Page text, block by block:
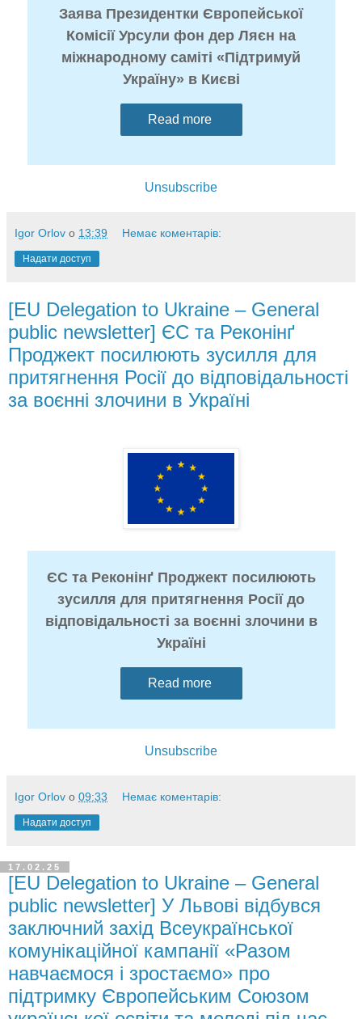
Заява Президентки Європейської
Комісії Урсули фон дер Ляєн на
міжнародному саміті «Підтримуй
Україну» в Києві
Read more
Unsubscribe
Igor Orlov о 13:39 Немає коментарів:
Надати доступ
[EU Delegation to Ukraine – General
public newsletter] ЄС та Реконінґ
Проджект посилюють зусилля для
притягнення Росії до відповідальності
за воєнні злочини в Україні
ЄС та Реконінґ Проджект посилюють
зусилля для притягнення Росії до
відповідальності за воєнні злочини в
Україні
Read more
Unsubscribe
Igor Orlov о 09:33 Немає коментарів:
Надати доступ
17.02.25
[EU Delegation to Ukraine – General
public newsletter] У Львові відбувся
заключний захід Всеукраїнської
комунікаційної кампанії «Разом
навчаємося і зростаємо» про
підтримку Європейським Союзом